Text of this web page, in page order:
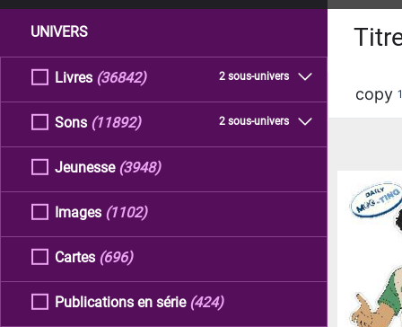
UNIVERS
Livres 2 sous-univers
(36842)
Sons 2 sous-univers
(11892)
Jeunesse (3948)
Images (1102)
Cartes (696)
Publications en série (424)
copy